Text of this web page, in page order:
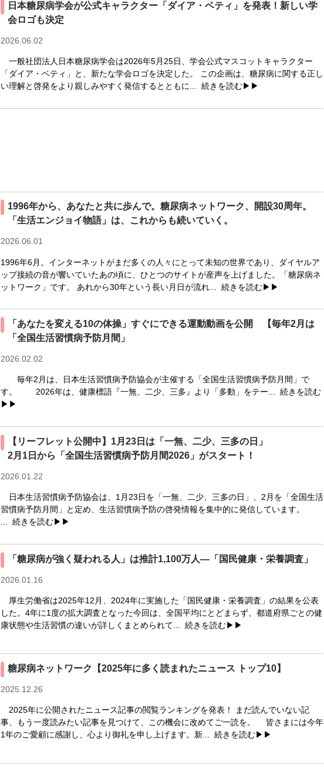
日本糖尿病学会が公式キャラクター「ダイア・ベティ」を発表！新しい学
会ロゴも決定
2026.06.02
一般社団法人日本糖尿病学会は2026年5月25日、学会公式マスコットキャラクター
「ダイア・ベティ」と、新たな学会ロゴを決定した。 この企画は、糖尿病に関する正し
い理解と啓発をより親しみやすく発信するとともに... 続きを読む▶▶
1996年から、あなたと共に歩んで。糖尿病ネットワーク、開設30周年。
「生活エンジョイ物語」は、これからも続いていく。
2026.06.01
1996年6月。インターネットがまだ多くの人々にとって未知の世界であり、ダイヤルア
ップ接続の音が響いていたあの頃に、ひとつのサイトが産声を上げました。「糖尿病ネ
ットワーク」です。 あれから30年という長い月日が流れ... 続きを読む▶▶
「あなたを変える10の体操」すぐにできる運動動画を公開 【毎年2月は
「全国生活習慣病予防月間」
2026.02.02
毎年2月は、日本生活習慣病予防協会が主催する「全国生活習慣病予防月間」で
す。 2026年は、健康標語『一無、二少、三多』より「多動」をテー... 続きを読む
▶▶
【リーフレット公開中】1月23日は「一無、二少、三多の日」
2月1日から「全国生活習慣病予防月間2026」がスタート！
2026.01.22
日本生活習慣病予防協会は、1月23日を「一無、二少、三多の日」、2月を「全国生活
習慣病予防月間」と定め、生活習慣病予防の啓発情報を集中的に発信しています。
続きを読む▶▶
「糖尿病が強く疑われる人」は推計1,100万人―「国民健康・栄養調査」
2026.01.16
厚生労働省は2025年12月、2024年に実施した「国民健康・栄養調査」の結果を公表
した。4年に1度の拡大調査となった今回は、全国平均にとどまらず、都道府県ごとの健
康状態や生活習慣の違いが詳しくまとめられて... 続きを読む▶▶
糖尿病ネットワーク【2025年に多く読まれたニュース トップ10】
2025.12.26
2025年に公開されたニュース記事の閲覧ランキングを発表！ まだ読んでいない記
事、もう一度読みたい記事を見つけて、この機会に改めてご一読を。 皆さまには今年
1年のご愛顧に感謝し、心より御礼を申し上げます。新... 続きを読む▶▶